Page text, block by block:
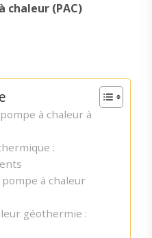
chaleur (PAC)
à chaleur à
:
à chaleur
géothermie :